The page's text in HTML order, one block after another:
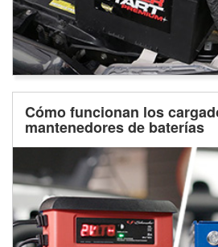
Cómo funcionan los
mantenedores de baterías